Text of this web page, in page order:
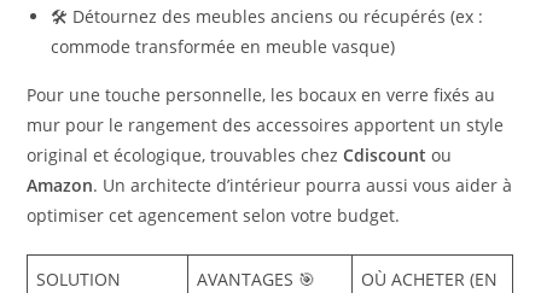
🛠️ Détournez des meubles anciens ou récupérés (ex :
commode transformée en meuble vasque)
Pour une touche personnelle, les bocaux en verre fixés au
mur pour le rangement des accessoires apportent un style
original et écologique, trouvables chezCdiscount ou
Amazon. Un architecte d’intérieur pourra aussi vous aider à
optimiser cet agencement selon votre budget.
SOLUTION
AVANTAGES 🎯
OÙ ACHETER (EN